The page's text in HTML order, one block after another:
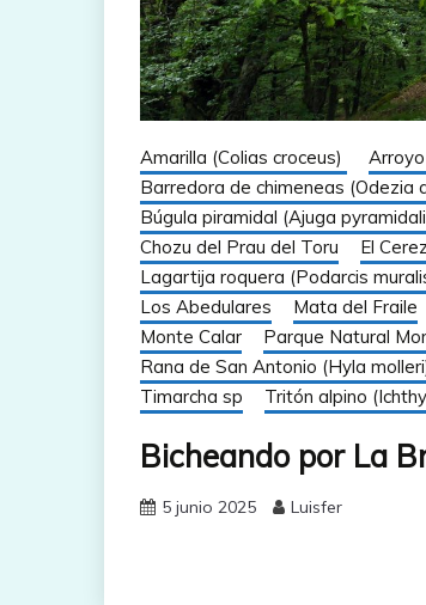
Amarilla (Colias croceus)
Barredora de chimeneas (Odezia
Búgula piramidal (Ajuga
Chozu del Prau del Toru
El
Lagartija roquera (Podarcis
Los Abedulares
Mata del Fraile
Monte Calar
Parque Natural
Rana de San Antonio (Hyla
Timarcha sp
Tritón alpino
Bicheando por La
5 junio 2025 Luisfer